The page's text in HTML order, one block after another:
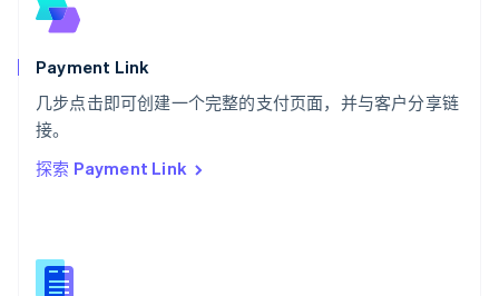
Payment Link
几步点击即可创建一个完整的支付页面，并与客户分享链
接。
探索 Payment Link
English
斯洛文尼亚
泰国
ไทยEnglish
西班牙
新西兰
English